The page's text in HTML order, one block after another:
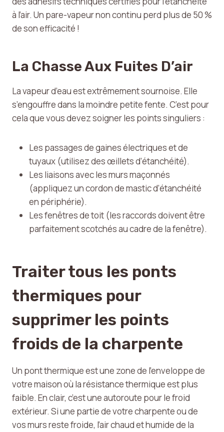
à l’air. Un pare-vapeur non continu perd plus de 50 %
de son efficacité !
La Chasse Aux Fuites D’air
La vapeur d’eau est extrêmement sournoise. Elle
s’engouffre dans la moindre petite fente. C’est pour
cela que vous devez soigner les points singuliers :
Les passages de gaines électriques et de
tuyaux (utilisez des œillets d’étanchéité).
Les liaisons avec les murs maçonnés
(appliquez un cordon de mastic d’étanchéité
en périphérie).
Les fenêtres de toit (les raccords doivent être
parfaitement scotchés au cadre de la fenêtre).
Traiter tous les ponts
thermiques pour
supprimer les points
froids de la charpente
Un pont thermique est une zone de l’enveloppe de
votre maison où la résistance thermique est plus
faible. En clair, c’est une autoroute pour le froid
extérieur. Si une partie de votre charpente ou de
vos murs reste froide, l’air chaud et humide de la